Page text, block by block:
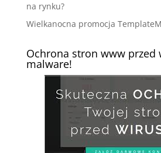
na rynku?
Wielkanocna promocja
Ochrona stron www przed
malware!